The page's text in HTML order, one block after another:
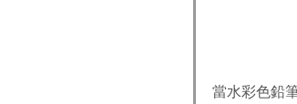
當水彩色鉛